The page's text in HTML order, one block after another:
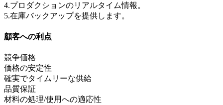
4.プロダクションのリアルタイム情報。
5.在庫バックアップを提供します。
顧客への利点
競争価格
価格の安定性
確実でタイムリーな供給
品質保証
材料の処理/使用への適応性